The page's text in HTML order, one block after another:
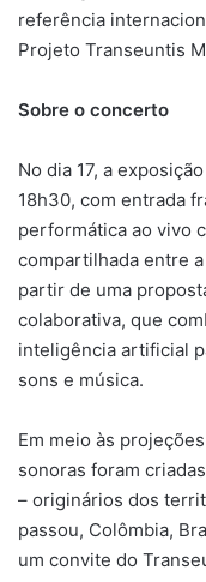
referência
Projeto Transeuntis
Sobre o concerto
No dia 17, a
18h30, com entrada
performática ao vivo
compartilhada entre
partir de uma
colaborativa, que
inteligência artificial
sons e música.
Em meio às
sonoras foram
– originários dos
passou, Colômbia,
um convite do